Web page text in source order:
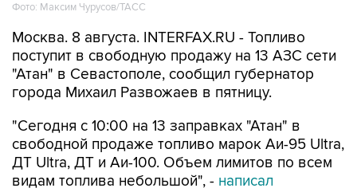
Фото: Максим Чурусов/ТАСС
Москва. 8 августа. INTERFAX.RU - Топливо
поступит в свободную продажу на 13 АЗС сети
"Атан" в Севастополе, сообщил губернатор
города Михаил Развожаев в пятницу.
"Сегодня с 10:00 на 13 заправках "Атан" в
свободной продаже топливо марок Аи-95 Ultra,
ДТ Ultra, ДТ и Аи-100. Объем лимитов по всем
видам топлива небольшой", - написал